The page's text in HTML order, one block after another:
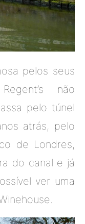
pelos seus
não
pelo túnel
atrás, pelo
de Londres,
do canal e já
ver uma